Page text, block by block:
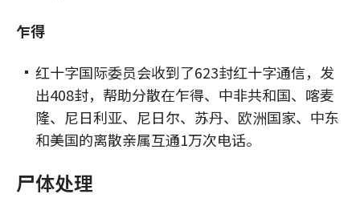
乍得
红十字国际委员会收到了623封红十字通信，发
出408封，帮助分散在乍得、中非共和国、喀麦
隆、尼日利亚、尼日尔、苏丹、欧洲国家、中东
和美国的离散亲属互通1万次电话。
尸体处理